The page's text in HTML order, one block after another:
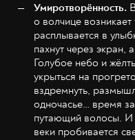
Умиротворённость.
о волчице
расплывается в
пахнут через экран,
Голубое небо и
укрыться на
вздремнуть,
одночасье… время
путающий волосы. И
веки пробивается